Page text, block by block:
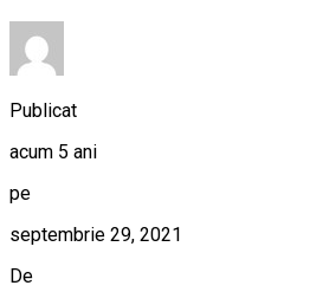
Publicat
acum 5 ani
pe
septembrie 29, 2021
De